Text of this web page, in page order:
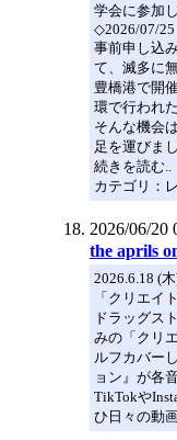
学会に参加
◇2026/07/25
事前申し込
て、滅多に
豊橋港で開
環で行われ
そんな機会
足を運びま
続きを読む..
カテゴリ：
2026/06/20
the aprils
2026.6.18 (
「クリエイ
ドラッグス
みの「クリ
ルフカバー
ョン』が各
TikTokや
ひ日々の動